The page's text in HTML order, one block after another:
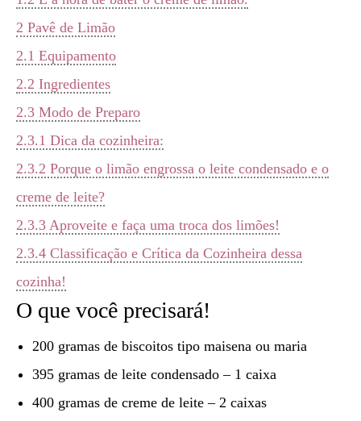
2 Pavê de Limão
2.1 Equipamento
2.2 Ingredientes
2.3 Modo de Preparo
2.3.1 Dica da cozinheira:
2.3.2 Porque o limão engrossa o leite condensado e o
creme de leite?
2.3.3 Aproveite e faça uma troca dos limões!
2.3.4 Classificação e Crítica da Cozinheira dessa
cozinha!
O que você precisará!
200 gramas de biscoitos tipo maisena ou maria
395 gramas de leite condensado – 1 caixa
400 gramas de creme de leite – 2 caixas